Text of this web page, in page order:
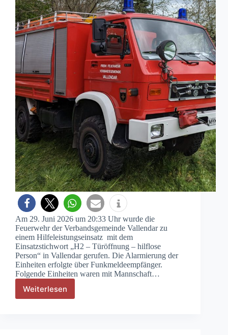
Am 29. Juni 2026 um 20:33 Uhr wurde die
Feuerwehr der Verbandsgemeinde Vallendar zu
einem Hilfeleistungseinsatz mit dem
Einsatzstichwort „H2 – Türöffnung – hilflose
Person“ in Vallendar gerufen. Die Alarmierung der
Einheiten erfolgte über Funkmeldeempfänger.
Folgende Einheiten waren mit Mannschaft…
Weiterlesen
H2